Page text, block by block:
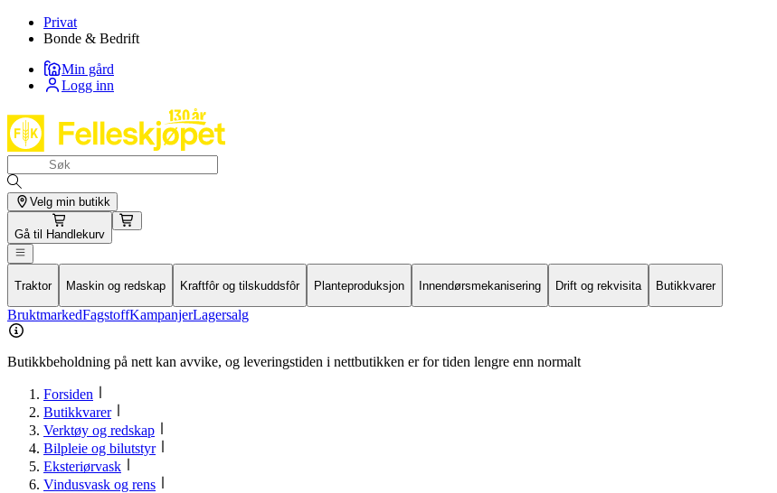
Privat
Bonde & Bedrift
Min gård
Logg inn
Velg min butikk
Gå til Handlekurv
Traktor Maskin og redskap Kraftfôr og tilskuddsfôr Planteproduksjon Innendørsmekanisering Drift og rekvisita Butikkvarer
BruktmarkedFagstoffKampanjerLagersalg
Butikkbeholdning på nett kan avvike, og leveringstiden i nettbutikken er for tiden lengre enn normalt
Forsiden
Butikkvarer
Verktøy og redskap
Bilpleie og bilutstyr
Eksteriørvask
Vindusvask og rens